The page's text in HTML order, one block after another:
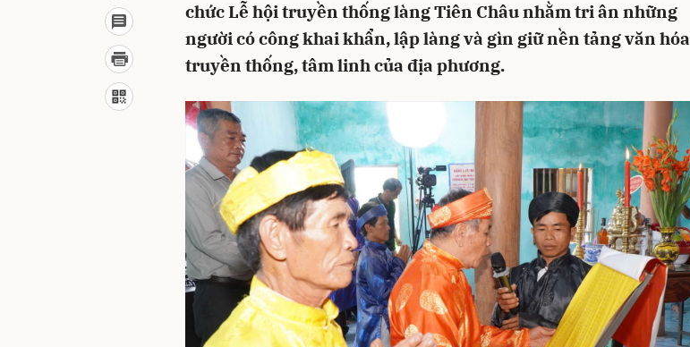
chức Lễ hội truyền thống làng Tiên Châu nhằm tri ân những
người có công khai khẩn, lập làng và gìn giữ nền tảng văn hóa
truyền thống, tâm linh của địa phương.